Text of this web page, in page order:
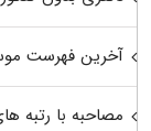
آخرین فهرست
مصاحبه با رتبه